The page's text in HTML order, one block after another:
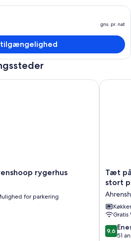
gns. pr. nat
tilgængelighed
rygerhus
for parkering
rygerhus
Tæt
på
hus
for
2
til
4
Tæt
stort
Gratis
9.6
ud
9,6
51
Tæt på